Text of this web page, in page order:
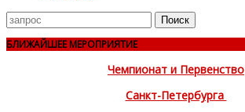
Поиск
для
БЛИЖАЙШЕЕ МЕРОПРИЯТИЕ
Чемпионат и Первенство
Санкт-Петербурга